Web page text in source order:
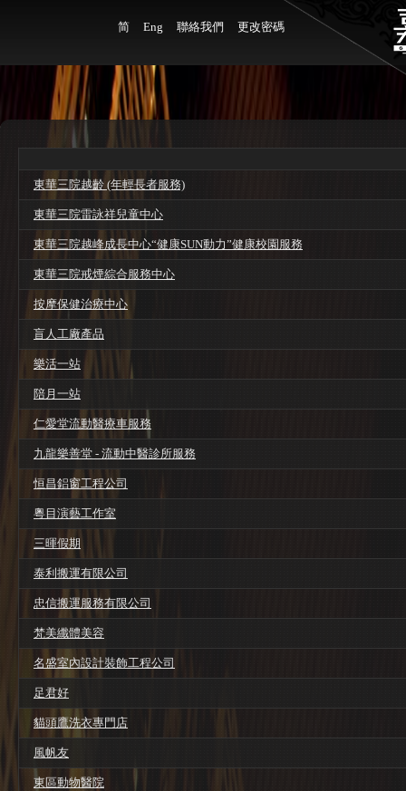
简 Eng 聯絡我們 更改密碼
東華三院越齡 (年輕長者服務)
東華三院雷詠祥兒童中心
東華三院越峰成長中心“健康SUN動力”健康校園服務
東華三院戒煙綜合服務中心
按摩保健治療中心
盲人工廠產品
樂活一站
陪月一站
仁愛堂流動醫療車服務
九龍樂善堂 - 流動中醫診所服務
恒昌鋁窗工程公司
粵目演藝工作室
三暉假期
泰利搬運有限公司
忠信搬運服務有限公司
梵美纖體美容
名盛室內設計裝飾工程公司
足君好
貓頭鷹洗衣專門店
風帆友
東區動物醫院